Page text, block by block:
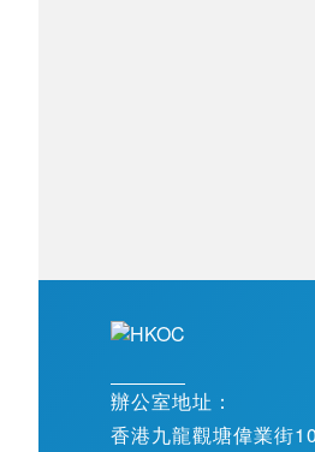
辦公室地址：
香港九龍觀塘偉業街